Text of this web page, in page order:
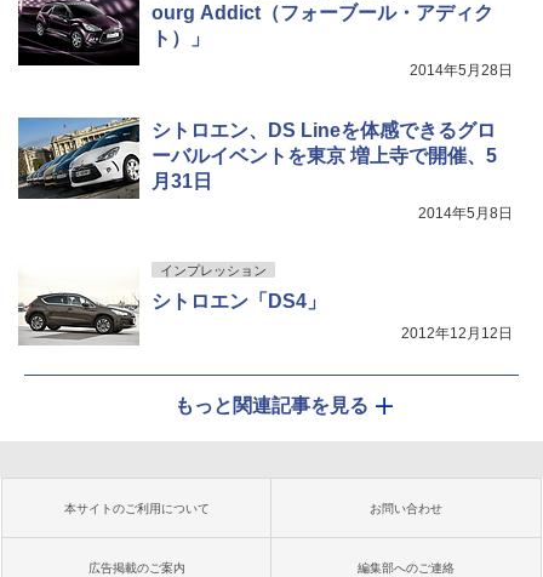
ourg Addict（フォーブール・アディク
ト）」
2014年5月28日
シトロエン、DS Lineを体感できるグロ
ーバルイベントを東京 増上寺で開催、5
月31日
2014年5月8日
インプレッション
シトロエン「DS4」
2012年12月12日
もっと関連記事を見る
本サイトのご利用について お問い合わせ
広告掲載のご案内 編集部へのご連絡